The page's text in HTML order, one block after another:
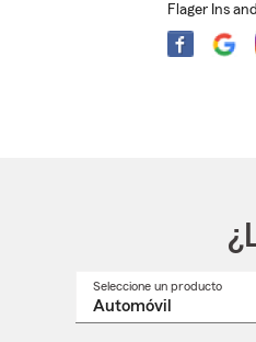
Flager Ins
Seleccione un producto